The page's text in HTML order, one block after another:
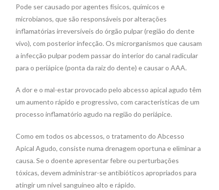
Pode ser causado por agentes físicos, químicos e
microbianos, que são responsáveis por alterações
inflamatórias irreversíveis do órgão pulpar (região do dente
vivo), com posterior infecção. Os microrganismos que causam
a infecção pulpar podem passar do interior do canal radicular
para o periápice (ponta da raiz do dente) e causar o AAA.
A dor e o mal-estar provocado pelo abcesso apical agudo têm
um aumento rápido e progressivo, com características de um
processo inflamatório agudo na região do periápice.
Como em todos os abcessos, o tratamento do Abcesso
Apical Agudo, consiste numa drenagem oportuna e eliminar a
causa. Se o doente apresentar febre ou perturbações
tóxicas, devem administrar-se antibióticos apropriados para
atingir um nível sanguíneo alto e rápido.